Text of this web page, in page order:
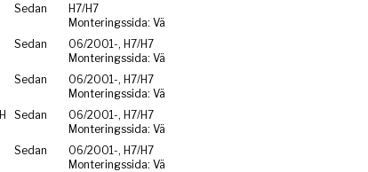
Sedan
H7/H7
Monteringssida: Vä
Sedan
06/2001-, H7/H7
Monteringssida: Vä
Sedan
06/2001-, H7/H7
Monteringssida: Vä
Sedan
06/2001-, H7/H7
Monteringssida: Vä
Sedan
06/2001-, H7/H7
Monteringssida: Vä